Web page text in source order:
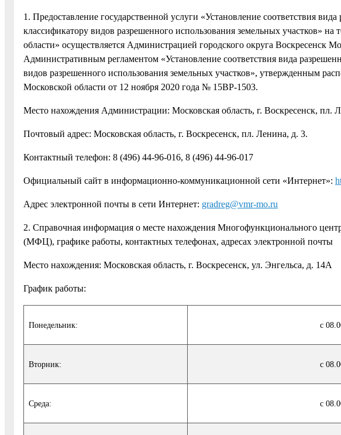
1. Предоставление государственной услуги «Установление соответствия
классификатору видов разрешенного использования земельных участков» на
области» осуществляется Администрацией городского округа Воскресенск
Административным регламентом «Установление соответствия вида
видов разрешенного использования земельных участков», утвержденным
Московской области от 12 ноября 2020 года № 15ВР-1503.
Место нахождения Администрации: Московская область, г. Воскресенск, пл.
Почтовый адрес: Московская область, г. Воскресенск, пл. Ленина, д. 3.
Контактный телефон: 8 (496) 44-96-016, 8 (496) 44-96-017
Официальный сайт в информационно-коммуникационной сети «Интернет»:
Адрес электронной почты в сети Интернет: gradreg@vmr-mo.ru
2. Справочная информация о месте нахождения Многофункционального
(МФЦ), графике работы, контактных телефонах, адресах электронной почты
Место нахождения: Московская область, г. Воскресенск, ул. Энгельса, д. 14А
График работы:
Понедельник: с
Вторник: с
Среда: с